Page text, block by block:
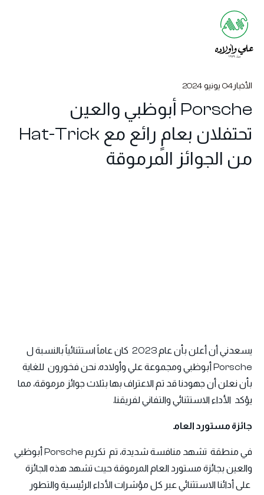
الأخبار04 يونيو 2024
Porsche أبوظبي والعين
تحتفلان بعامٍ رائع مع Hat-Trick
من الجوائز المرموقة
يسعدني أن أعلن بأن عام 2023 كان عاماً استثنائياً بالنسبة ل
Porsche أبوظبي ومجموعة علي وأولاده. نحن فخورون للغاية
بأن نعلن أن جهودنا قد تم الاعتراف بها بثلاث جوائز مرموقة، مما
يؤكد الأداء الاستثنائي والتفاني لفريقنا.
جائزة مستورد العام
في منطقة تشهد منافسة شديدة، تم تكريم Porsche أبوظبي
والعين بجائزة مستورد العام المرموقة حيث تشهد هذه الجائزة
على أدائنا الاستثنائي عبر كل مؤشرات الأداء الرئيسية والتطور